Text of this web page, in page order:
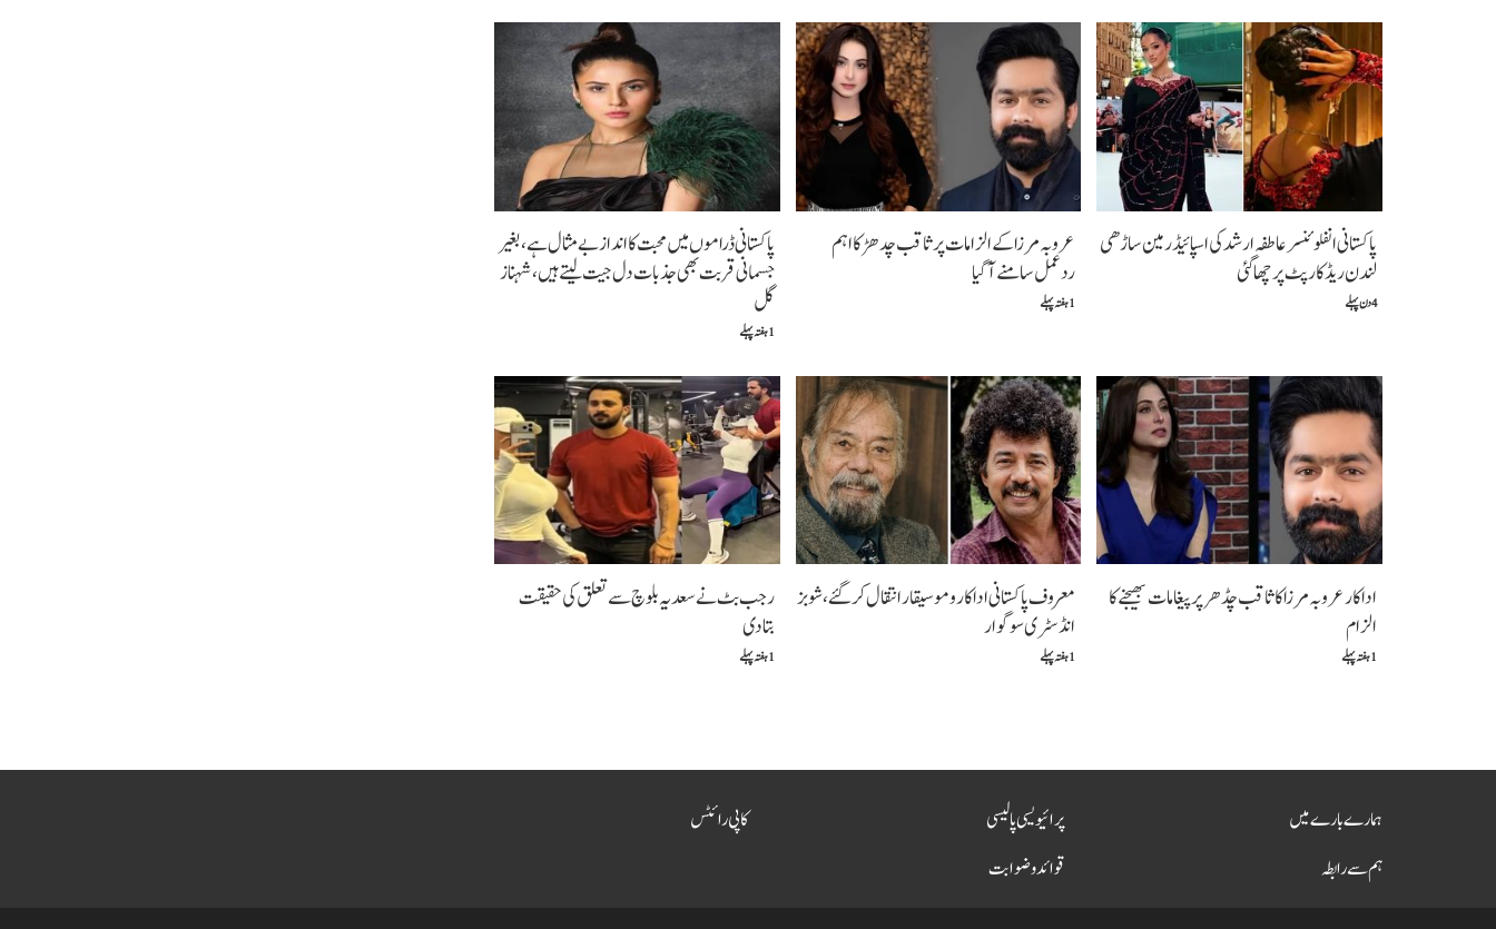
پاکستانی انفلوئنسر عاطفہ ارشد کی اسپائیڈر مین ساڑھی
لندن ریڈ کارپٹ پر چھا گئی
4 دن پہلے
عروبہ مرزا کے الزامات پر ثاقب چدھڑ کا اہم
ردعمل سامنے آگیا
1 ہفتہ پہلے
پاکستانی ڈراموں میں محبت کا انداز بے مثال ہے، بغیر
جسمانی قربت بھی جذبات دل جیت لیتے ہیں،شہناز
گل
1 ہفتہ پہلے
اداکار عروبہ مرزا کا ثاقب چڈھر پر پیغامات بھیجنے کا
الزام
1 ہفتہ پہلے
معروف پاکستانی اداکار و موسیقار انتقال کر گئے، شوبز
انڈسٹری سوگوار
1 ہفتہ پہلے
رجب بٹ نے سعدیہ بلوچ سے تعلق کی حقیقت
بتادی
1 ہفتہ پہلے
ہمارے بارے میں
ہم سے رابطہ
پرائیویسی پالیسی
قوائد و ضوابت
کاپی رائٹس